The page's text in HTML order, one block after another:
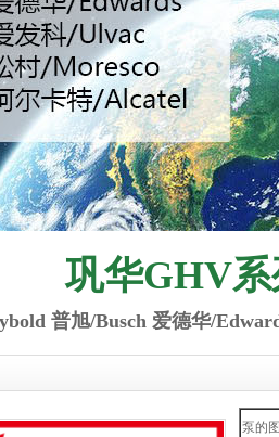
巩华GHV
普旭/Busch 爱德华/
泵的